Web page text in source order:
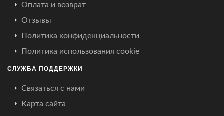
Оплата и возврат
Отзывы
Политика конфиденциальности
Политика использования cookie
СЛУЖБА ПОДДЕРЖКИ
Связаться с нами
Карта сайта